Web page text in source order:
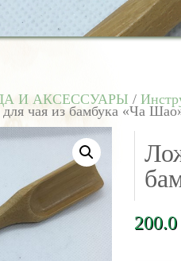
И АКСЕССУАРЫ /
чая из бамбука «Ча
200.0